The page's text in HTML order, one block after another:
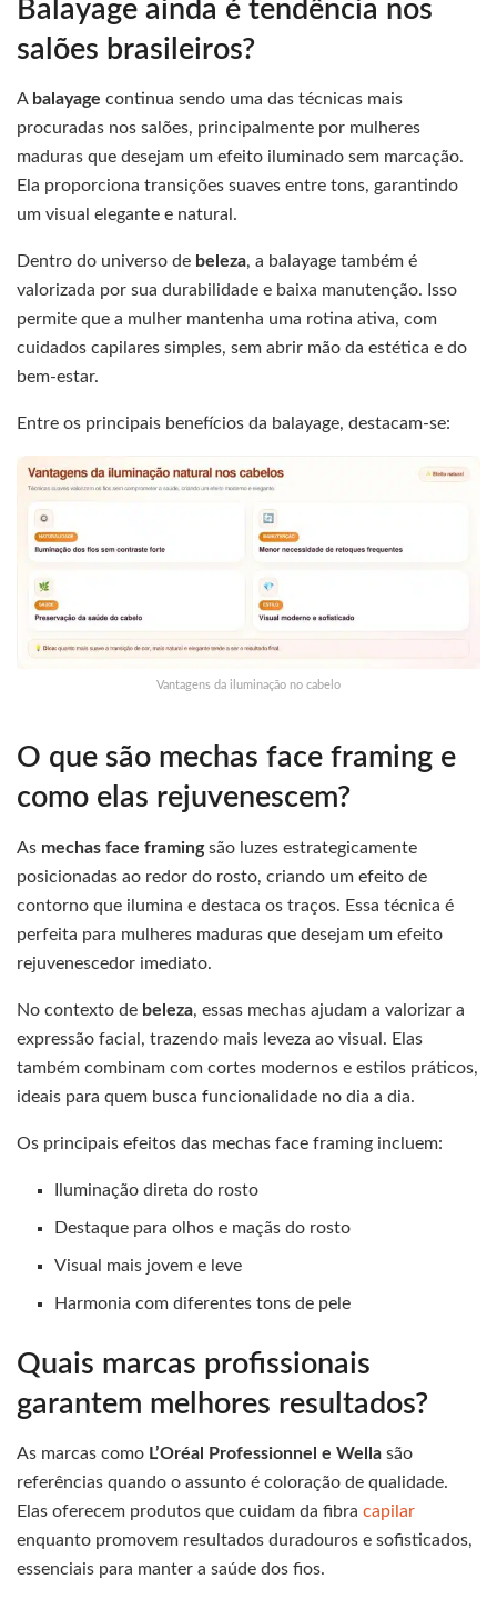
Balayage ainda é tendência nos
salões brasileiros?
A balayage continua sendo uma das técnicas mais
procuradas nos salões, principalmente por mulheres
maduras que desejam um efeito iluminado sem marcação.
Ela proporciona transições suaves entre tons, garantindo
um visual elegante e natural.
Dentro do universo de beleza, a balayage também é
valorizada por sua durabilidade e baixa manutenção. Isso
permite que a mulher mantenha uma rotina ativa, com
cuidados capilares simples, sem abrir mão da estética e do
bem-estar.
Entre os principais benefícios da balayage, destacam-se:
Vantagens da iluminação no cabelo
O que são mechas face framing e
como elas rejuvenescem?
As mechas face framingsão luzes estrategicamente
posicionadas ao redor do rosto, criando um efeito de
contorno que ilumina e destaca os traços. Essa técnica é
perfeita para mulheres maduras que desejam um efeito
rejuvenescedor imediato.
No contexto de beleza, essas mechas ajudam a valorizar a
expressão facial, trazendo mais leveza ao visual. Elas
também combinam com cortes modernos e estilos práticos,
ideais para quem busca funcionalidade no dia a dia.
Os principais efeitos das mechas face framing incluem:
Iluminação direta do rosto
Destaque para olhos e maçãs do rosto
Visual mais jovem e leve
Harmonia com diferentes tons de pele
Quais marcas profissionais
garantem melhores resultados?
As marcas como L’Oréal Professionnel e Wella são
referências quando o assunto é coloração de qualidade.
Elas oferecem produtos que cuidam da fibra capilar
enquanto promovem resultados duradouros e sofisticados,
essenciais para manter a saúde dos fios.